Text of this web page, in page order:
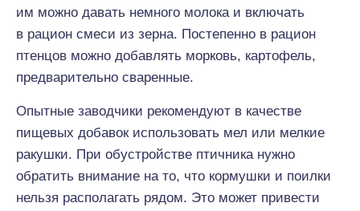
им можно давать немного молока и включать
в рацион смеси из зерна. Постепенно в рацион
птенцов можно добавлять морковь, картофель,
предварительно сваренные.
Опытные заводчики рекомендуют в качестве
пищевых добавок использовать мел или мелкие
ракушки. При обустройстве птичника нужно
обратить внимание на то, что кормушки и поилки
нельзя располагать рядом. Это может привести